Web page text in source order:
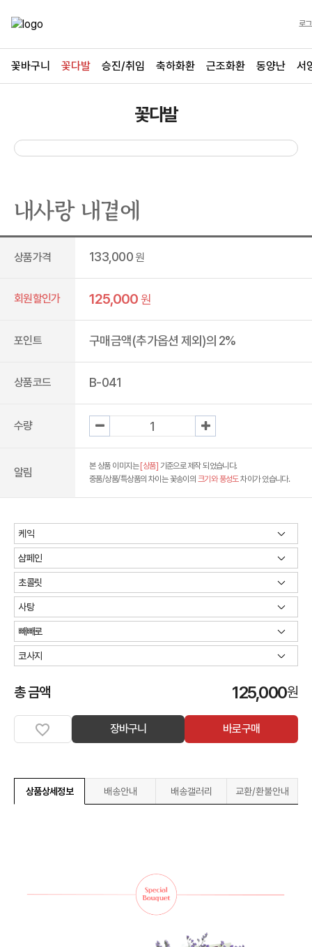
로
꽃바구니 꽃다발 승진/취임 축하화환 근조화환 동양난 서
꽃다발
내사랑 내곁에
상품가격 133,000 원
회원할인가 125,000원
포인트 구매금액(추가옵션 제외)의 2%
상품코드 B-041
수량
알림 본 상품 이미지는 [상품] 기준으로 제작 되었습니다.
중품/상품/특상품의 차이는 꽃송이의 크기와 풍성도차이가 있습니다.
총 금액 125,000원
장바구니 바로구매
상품상세정보 배송안내 배송갤러리 교환/환불안내